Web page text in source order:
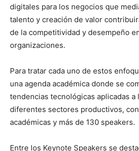
digitales para los negocios que
talento y creación de valor
de la competitividad y desempeño
organizaciones.
Para tratar cada uno de estos
una agenda académica donde se
tendencias tecnológicas aplicadas a
diferentes sectores productivos,
académicas y más de 130 speakers.
Entre los Keynote Speakers se